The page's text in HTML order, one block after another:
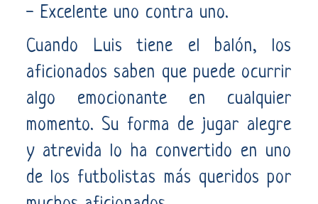
- Excelente uno contra uno.
Cuando Luis tiene el balón, los
aficionados saben que puede ocurrir
algo emocionante en cualquier
momento. Su forma de jugar alegre
y atrevida lo ha convertido en uno
de los futbolistas más queridos por